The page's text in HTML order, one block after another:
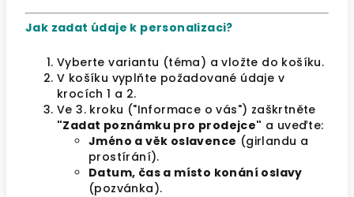
Jak zadat údaje k personalizaci?
Vyberte variantu (téma) a vložte do košíku.
V košíku vyplňte požadované údaje v
krocích 1 a 2.
Ve 3. kroku ("Informace o vás") zaškrtněte
"Zadat poznámku pro prodejce" a uveďte:
Jméno a věk oslavence (girlandu a
prostírání).
Datum, čas a místo konání oslavy
(pozvánka).